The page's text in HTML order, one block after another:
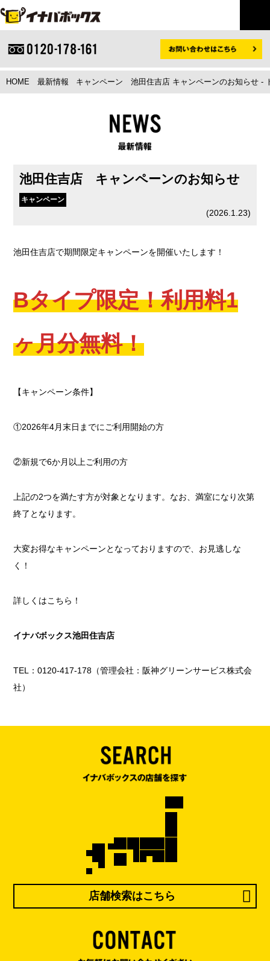
HOME 最新情報 キャンペーン 池田住吉店 キャンペーンのお知らせ -
池田住吉店 キャンペーンのお知らせ
キャンペーン
(2026.1.23)
池田住吉店で期間限定キャンペーンを開催いたします！
Bタイプ限定！利用料1
ヶ月分無料！
【キャンペーン条件】
①2026年4月末日までにご利用開始の方
②新規で6か月以上ご利用の方
上記の2つを満たす方が対象となります。なお、満室になり次第
終了となります。
大変お得なキャンペーンとなっておりますので、お見逃しな
く！
詳しくはこちら！
イナバボックス池田住吉店
TEL：0120-417-178（管理会社：阪神グリーンサービス株式会
社）
店舗検索はこちら